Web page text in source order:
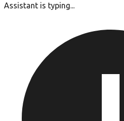
Assistant is typing...